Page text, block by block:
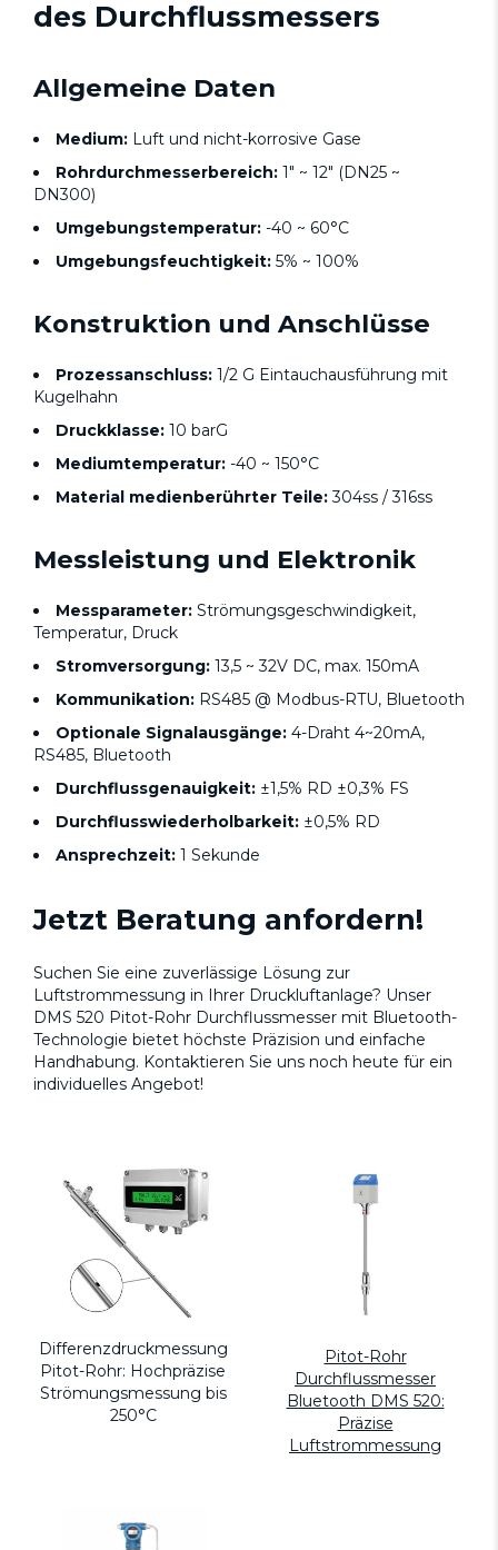
des Durchflussmessers
Allgemeine Daten
Medium: Luft und nicht-korrosive Gase
Rohrdurchmesserbereich: 1" ~ 12" (DN25 ~
DN300)
Umgebungstemperatur: -40 ~ 60°C
Umgebungsfeuchtigkeit: 5% ~ 100%
Konstruktion und Anschlüsse
Prozessanschluss: 1/2 G Eintauchausführung mit
Kugelhahn
Druckklasse: 10 barG
Mediumtemperatur: -40 ~ 150°C
Material medienberührter Teile:304ss / 316ss
Messleistung und Elektronik
Messparameter: Strömungsgeschwindigkeit,
Temperatur, Druck
Stromversorgung: 13,5 ~ 32V DC, max. 150mA
Kommunikation: RS485 @ Modbus-RTU, Bluetooth
Optionale Signalausgänge: 4-Draht 4~20mA,
RS485, Bluetooth
Durchflussgenauigkeit: ±1,5% RD ±0,3% FS
Durchflusswiederholbarkeit: ±0,5% RD
Ansprechzeit: 1 Sekunde
Jetzt Beratung anfordern!
Suchen Sie eine zuverlässige Lösung zur
Luftstrommessung in Ihrer Druckluftanlage? Unser
DMS 520 Pitot-Rohr Durchflussmesser mit Bluetooth-
Technologie bietet höchste Präzision und einfache
Handhabung. Kontaktieren Sie uns noch heute für ein
individuelles Angebot!
Differenzdruckmessung
Pitot-Rohr: Hochpräzise
Strömungsmessung bis
250°C
Pitot-Rohr
Durchflussmesser
Bluetooth DMS 520:
Präzise
Luftstrommessung